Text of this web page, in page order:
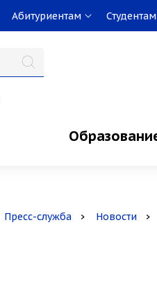
Абитуриентам Студентам
Пресс-служба Новости